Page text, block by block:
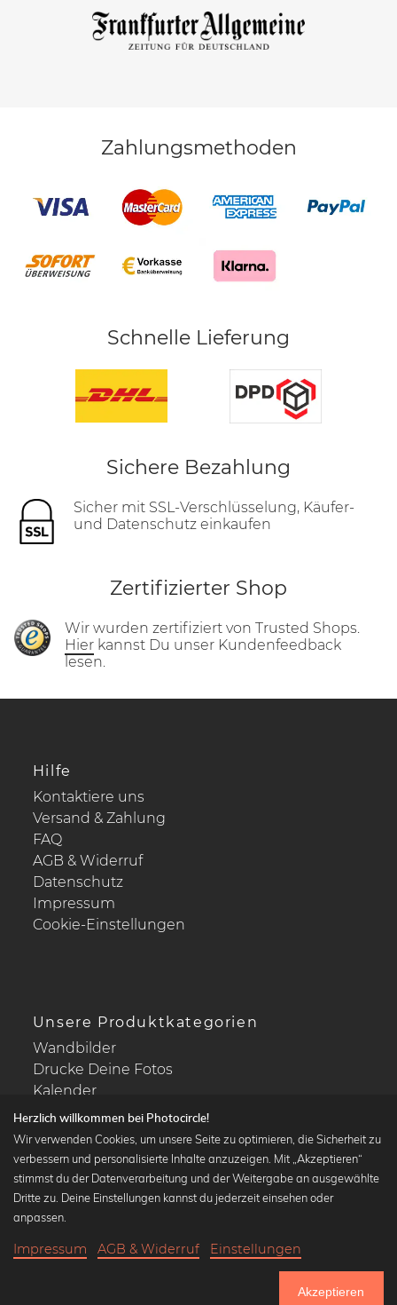
Zahlungsmethoden
Schnelle Lieferung
Sichere Bezahlung
Sicher mit SSL-Verschlüsselung, Käufer-
und Datenschutz einkaufen
Zertifizierter Shop
Wir wurden zertifiziert von Trusted Shops.
Hier kannst Du unser Kundenfeedback
lesen.
Hilfe
Kontaktiere uns
Versand & Zahlung
FAQ
AGB & Widerruf
Datenschutz
Impressum
Cookie-Einstellungen
Unsere Produktkategorien
Wandbilder
Drucke Deine Fotos
Kalender
Beliebte Kollektionen
Wandbilder in schwarz-weiß
Klassiker der Kunstgeschichte
Herzlich willkommen bei Photocircle!
Wir verwenden Cookies, um unsere Seite zu optimieren, die Sicherheit zu
verbessern und personalisierte Inhalte anzuzeigen. Mit „Akzeptieren“
stimmst du der Datenverarbeitung und der Weitergabe an ausgewählte
Dritte zu. Deine Einstellungen kannst du jederzeit einsehen oder
anpassen.
Impressum AGB & Widerruf Einstellungen
Akzeptieren